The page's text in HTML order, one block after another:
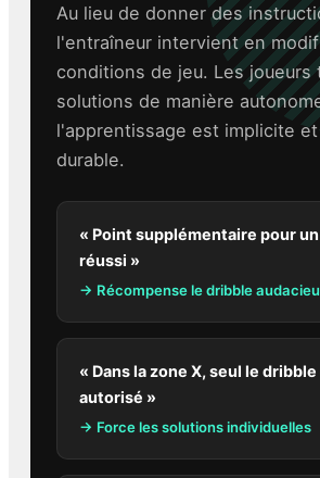
Au lieu de donner des
l'entraîneur intervient en
conditions de jeu. Les joueurs
solutions de manière
l'apprentissage est implicite
durable.
« Point supplémentaire pour
réussi »
→ Récompense le dribble
« Dans la zone X, seul le
autorisé »
→ Force les solutions individuelles